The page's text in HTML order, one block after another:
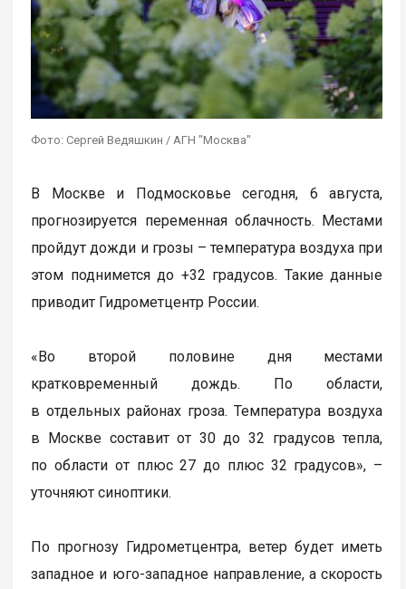
Фото: Сергей Ведяшкин / АГН "Москва"
В Москве и Подмосковье сегодня, 6 августа,
прогнозируется переменная облачность. Местами
пройдут дожди и грозы – температура воздуха при
этом поднимется до +32 градусов. Такие данные
приводит Гидрометцентр России.
«Во второй половине дня местами
кратковременный дождь. По области,
в отдельных районах гроза. Температура воздуха
в Москве составит от 30 до 32 градусов тепла,
по области от плюс 27 до плюс 32 градусов», –
уточняют синоптики.
По прогнозу Гидрометцентра, ветер будет иметь
западное и юго-западное направление, а скорость